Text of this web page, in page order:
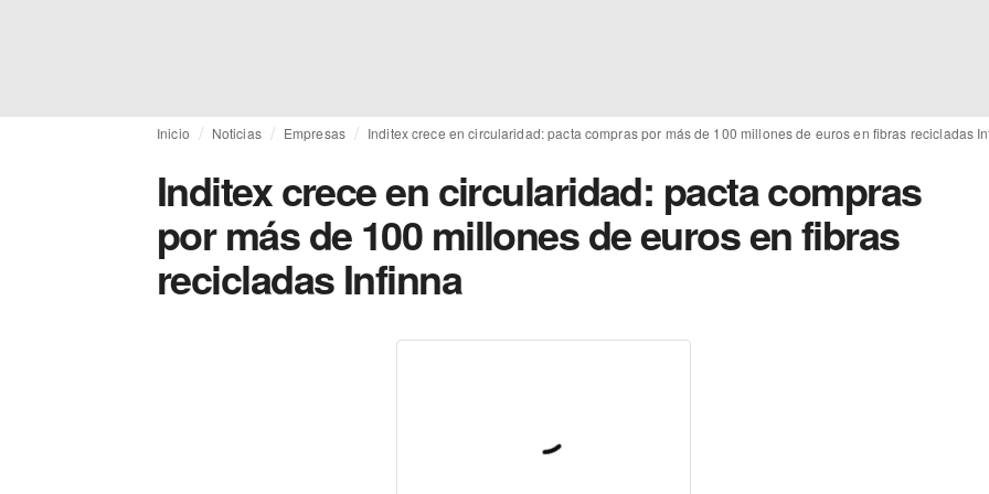
Inicio Noticias Empresas Inditex crece en circularidad: pacta compras por más de 100 millones de euros en fibras recicladas
Inditex crece en circularidad: pacta compras
por más de 100 millones de euros en fibras
recicladas Infinna